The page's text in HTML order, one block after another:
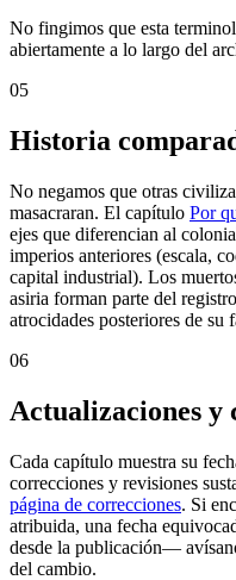
No fingimos que esta
abiertamente a lo largo del
05
Historia
No negamos que otras
masacraran. El capítulo Por
ejes que diferencian al
imperios anteriores (escala,
capital industrial). Los
asiria forman parte del
atrocidades posteriores de su
06
Actualizaciones y
Cada capítulo muestra su
correcciones y revisiones
página de correcciones. Si
atribuida, una fecha
desde la publicación—
del cambio.